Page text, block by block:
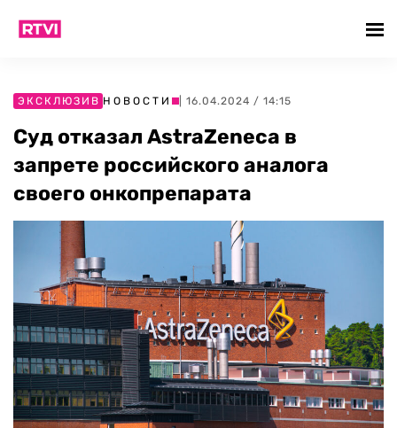
ЭКСКЛЮЗИВ НОВОСТИ | 16.04.2024 / 14:15
Суд отказал AstraZeneca в
запрете российского аналога
своего онкопрепарата